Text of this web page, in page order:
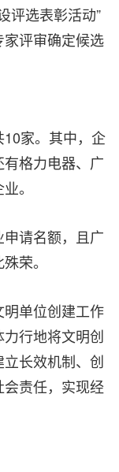
评选表彰活动”
评审确定候选
家。其中，企
格力电器、广
。
请名额，且广
荣。
单位创建工作
行地将文明创
长效机制、创
责任，实现经